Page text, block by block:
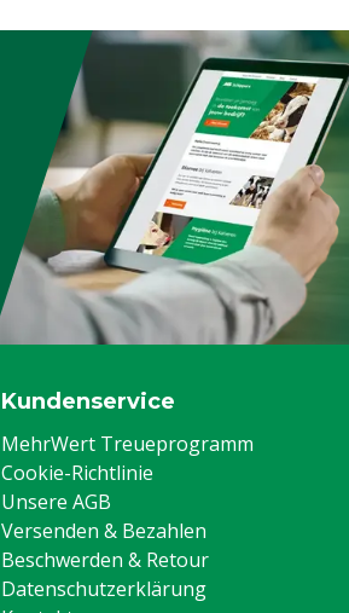
Kundenservice
MehrWert Treueprogramm
Cookie-Richtlinie
Unsere AGB
Versenden & Bezahlen
Beschwerden & Retour
Datenschutzerklärung